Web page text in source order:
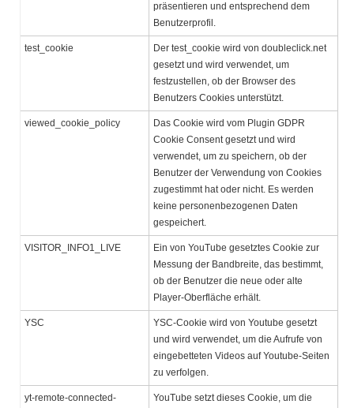
präsentieren und entsprechend dem
Benutzerprofil.
test_cookie
Der test_cookie wird von doubleclick.net
gesetzt und wird verwendet, um
festzustellen, ob der Browser des
Benutzers Cookies unterstützt.
viewed_cookie_policy
Das Cookie wird vom Plugin GDPR
Cookie Consent gesetzt und wird
verwendet, um zu speichern, ob der
Benutzer der Verwendung von Cookies
zugestimmt hat oder nicht. Es werden
keine personenbezogenen Daten
gespeichert.
VISITOR_INFO1_LIVE
Ein von YouTube gesetztes Cookie zur
Messung der Bandbreite, das bestimmt,
ob der Benutzer die neue oder alte
Player-Oberfläche erhält.
YSC
YSC-Cookie wird von Youtube gesetzt
und wird verwendet, um die Aufrufe von
eingebetteten Videos auf Youtube-Seiten
zu verfolgen.
yt-remote-connected-
YouTube setzt dieses Cookie, um die